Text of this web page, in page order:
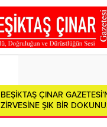
Özümüzün İzinde: Kaybolan
Borcumuz…